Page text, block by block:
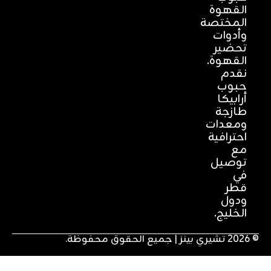
القهوة
المختصة
وأدوات
تحضير
القهوة.
نقدم
حبوب
أرابيكا
طازجة
ومعدات
احترافية
توصيل
قطر
ودول
الخليج.